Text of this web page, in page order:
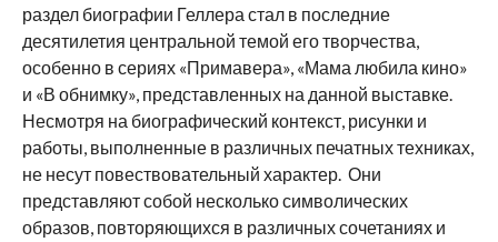
раздел биографии Геллера стал в последние
десятилетия центральной темой его творчества,
особенно в сериях «Примавера», «Мама любила кино»
и «В обнимку», представленных на данной выставке.
Несмотря на биографический контекст, рисунки и
работы, выполненные в различных печатных техниках,
не несут повествовательный характер. Они
представляют собой несколько символических
образов, повторяющихся в различных сочетаниях и